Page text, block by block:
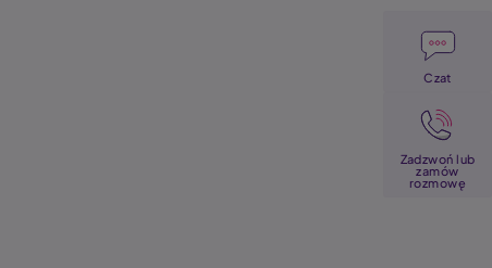
Czat
Zadzwoń lub
zamów
rozmowę